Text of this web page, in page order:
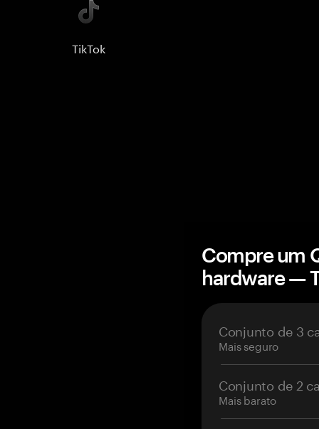
TikTok
Compre um
hardware —
Conjunto de 3
Mais seguro
Conjunto de 2
Mais barato